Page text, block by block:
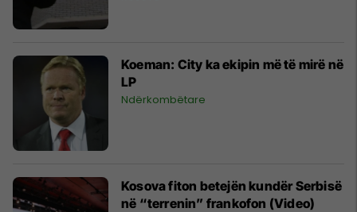
Koeman: City ka ekipin më të mirë në
LP
Ndërkombëtare
Kosova fiton betejën kundër Serbisë
në “terrenin” frankofon (Video)